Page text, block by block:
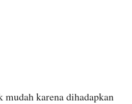
mudah karena dihadapkan